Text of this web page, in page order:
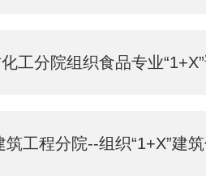
工分院组织食品专业
程分院--组织“1+X”建筑信